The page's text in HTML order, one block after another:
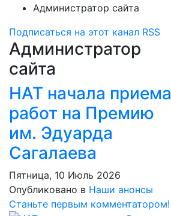
Администратор сайта
Подписаться на этот канал RSS
Администратор
сайта
НАТ начала приема
работ на Премию
им. Эдуарда
Сагалаева
Пятница, 10 Июль 2026
Опубликовано в Наши анонсы
Станьте первым комментатором!